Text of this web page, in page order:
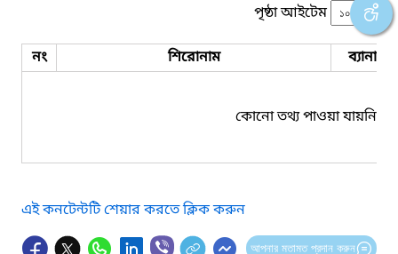
পৃষ্ঠা আইটেম
নং শিরোনাম ব্যানার
কোনো তথ্য পাওয়া যায়নি।
এই কনটেন্টটি শেয়ার করতে ক্লিক করুন
আপনার মতামত প্রদান করুন